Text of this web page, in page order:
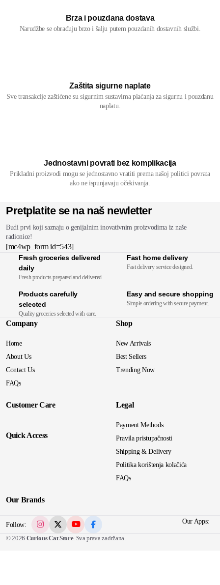
Brza i pouzdana dostava
Narudžbe se obrađuju brzo i šalju putem pouzdanih dostavnih službi.
Zaštita sigurne naplate
Sve transakcije zaštićene su sigurnim sustavima plaćanja za sigurnu i pouzdanu
naplatu.
Jednostavni povrati bez komplikacija
Prikladni proizvodi mogu se jednostavno vratiti prema našoj politici povrata
ako ne ispunjavaju očekivanja.
Pretplatite se na naš newletter
Budi prvi koji saznaju o genijalnim inovativnim proizvodima iz naše
radionice!
[mc4wp_form id=543]
Fresh groceries delivered
daily
Fresh products prepared and delivered
Fast home delivery
Fast delivery service designed.
Products carefully
selected
Quality groceries selected with care.
Easy and secure shopping
Simple ordering with secure payment.
Company
Home
About Us
Contact Us
FAQs
Shop
New Arrivals
Best Sellers
Trending Now
Customer Care
Quick Access
Legal
Payment Methods
Pravila pristupačnosti
Shipping & Delivery
Politika korištenja kolačića
FAQs
Our Brands
Follow: Our Apps:
© 2026 Curious Cat Store. Sva prava zadržana.